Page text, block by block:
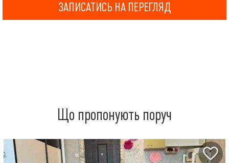
ЗАПИСАТИСЬ НА ПЕРЕГЛЯД
Що пропонують поруч